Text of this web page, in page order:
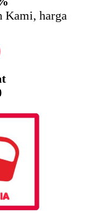
Kami, harga